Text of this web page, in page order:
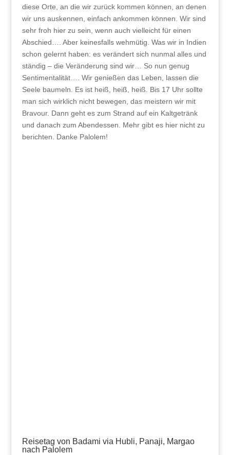
diese Orte, an die wir zurück kommen können, an denen
wir uns auskennen, einfach ankommen können. Wir sind
sehr froh hier zu sein, wenn auch vielleicht für einen
Abschied…. Aber keinesfalls wehmütig. Was wir in Indien
schon gelernt haben: es verändert sich nunmal alles und
ständig – die Veränderung sind wir… So nun genug
Sentimentalität…. Wir genießen das Leben, lassen die
Seele baumeln. Es ist heiß, heiß, heiß. Bis 17 Uhr sollte
man sich wirklich nicht bewegen, das meistern wir mit
Bravour. Dann geht es zum Strand auf ein Kaltgetränk
und danach zum Abendessen. Mehr gibt es hier nicht zu
berichten. Danke Palolem!
Reisetag von Badami via Hubli, Panaji, Margao
nach Palolem